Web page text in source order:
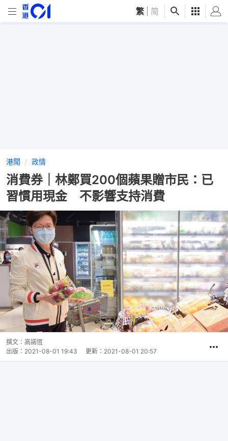
繁 简
港聞 政情
消費券｜林鄭買200個蘋果贈市民：已
習慣用現金 不影響支持消費
撰文： 高諾恆
出版： 2021-08-01 19:43 更新： 2021-08-01 20:57